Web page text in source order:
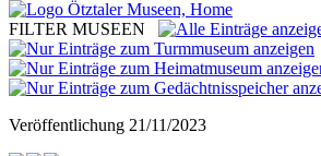
FILTER MUSEEN
Veröffentlichung 21/11/2023